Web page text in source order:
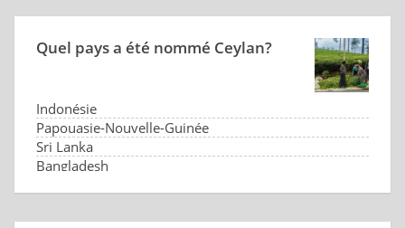
Quel pays a été nommé Ceylan?
Indonésie
Papouasie-Nouvelle-Guinée
Sri Lanka
Bangladesh